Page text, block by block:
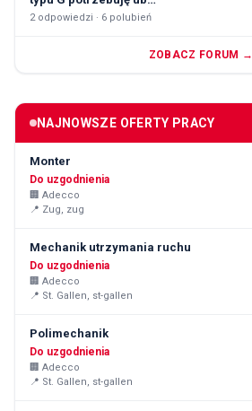
2odpowiedzi · 6 polubień
ZOBACZ FORUM →
NAJNOWSZE OFERTY PRACY
Monter
Do uzgodnienia
🏢 Adecco
📍 Zug, zug
Mechanik utrzymania ruchu
Do uzgodnienia
🏢 Adecco
📍 St. Gallen, st-gallen
Polimechanik
Do uzgodnienia
🏢 Adecco
📍 St. Gallen, st-gallen